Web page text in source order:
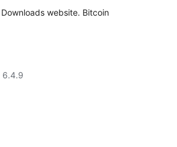
website. Bitcoin
6.4.9